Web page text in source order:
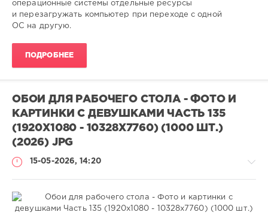
операционные системы отдельные ресурсы
и перезагружать компьютер при переходе с одной
ОС на другую.
ПОДРОБНЕЕ
ОБОИ ДЛЯ РАБОЧЕГО СТОЛА - ФОТО И
КАРТИНКИ С ДЕВУШКАМИ ЧАСТЬ 135
(1920X1080 - 10328X7760) (1000 ШТ.)
(2026) JPG
15-05-2026, 14:20